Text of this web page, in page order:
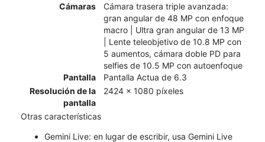
Cámaras
Cámara trasera triple avanzada:
gran angular de 48 MP con enfoque
macro | Ultra gran angular de 13 MP
| Lente teleobjetivo de 10.8 MP con
5 aumentos, cámara doble PD para
selfies de 10.5 MP con autoenfoque
Pantalla
Pantalla Actua de 6.3
Resolución de la
pantalla
2424 x 1080 píxeles
Otras características
Gemini Live: en lugar de escribir, usa Gemini Live